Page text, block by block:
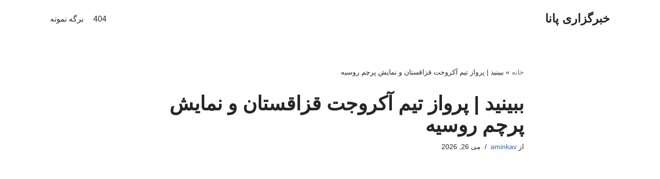
خبرگزاری پانا 404 برگه نمونه
خانه » ببینید | پرواز تیم آکروجت قزاقستان و نمایش پرچم روسیه
ببینید | پرواز تیم آکروجت قزاقستان و نمایش
پرچم روسیه
ازaminkav می 26, 2026